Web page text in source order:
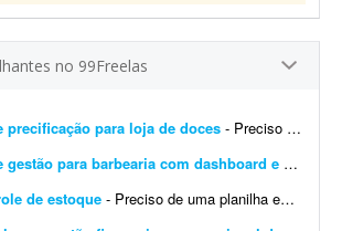
no 99Freelas
precificação para loja de doces - Preciso de um profissional que tenha experiência em planilhas Excel e cálculos. Preciso de uma planilha de precificação para minha loja de doces. Preciso com urgên...
Planilha Excel de gestão para barbearia com dashboard e backup
de estoque - Preciso de uma planilha em Excel para controle de estoque da marca Viora, que comercializa roupas fitness. Ela deve conter: * Cadastro de produtos com SKU. * Controle por cor e tamanho. * Cadastr...